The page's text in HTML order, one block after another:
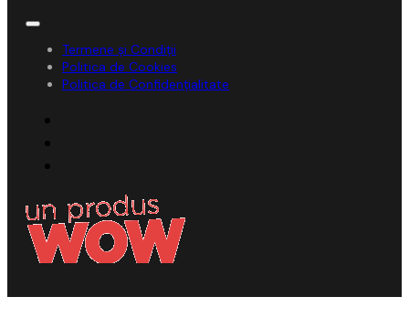
Termene și Condiții
Politica de Cookies
Politica de Confidențialitate